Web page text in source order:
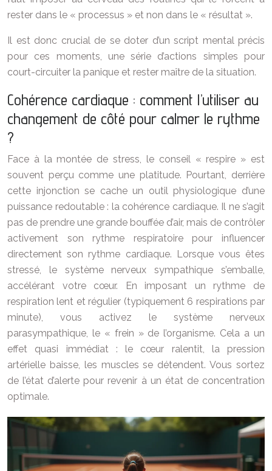
rester dans le « processus » et non dans le « résultat ».
Il est donc crucial de se doter d’un script mental précis
pour ces moments, une série d’actions simples pour
court-circuiter la panique et rester maître de la situation.
Cohérence cardiaque : comment l’utiliser au
changement de côté pour calmer le rythme
?
Face à la montée de stress, le conseil « respire » est
souvent perçu comme une platitude. Pourtant, derrière
cette injonction se cache un outil physiologique d’une
puissance redoutable : la cohérence cardiaque. Il ne s’agit
pas de prendre une grande bouffée d’air, mais de contrôler
activement son rythme respiratoire pour influencer
directement son rythme cardiaque. Lorsque vous êtes
stressé, le système nerveux sympathique s’emballe,
accélérant votre cœur. En imposant un rythme de
respiration lent et régulier (typiquement 6 respirations par
minute), vous activez le système nerveux
parasympathique, le « frein » de l’organisme. Cela a un
effet quasi immédiat : le cœur ralentit, la pression
artérielle baisse, les muscles se détendent. Vous sortez
de l’état d’alerte pour revenir à un état de concentration
optimale.